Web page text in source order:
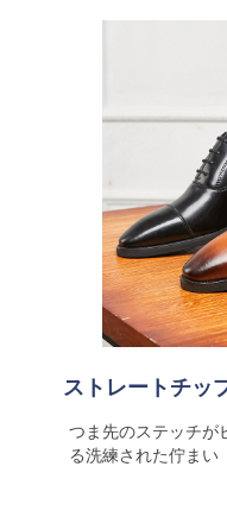
ストレートチッ
つま先のステッチが
る洗練された佇まい